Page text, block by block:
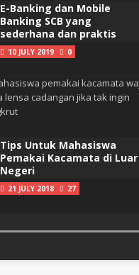
E-Banking dan Mobile
Banking SCB yang
sederhana dan praktis
10 JULY 2019 0
Tips Untuk Mahasiswa
Pemakai Kacamata di Luar
Negeri
21 JULY 2018 27